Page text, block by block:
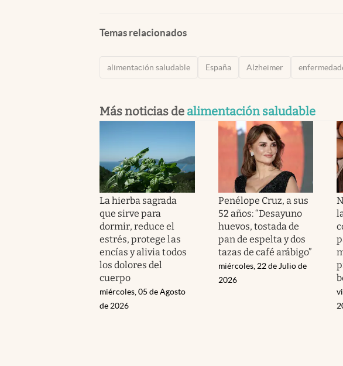
Temas relacionados
alimentación saludable España Alzheimer
Más noticias de alimentación saludable
La hierba sagrada
que sirve para
dormir, reduce el
estrés, protege las
encías y alivia todos
los dolores del
cuerpo
miércoles, 05 de Agosto
de 2026
Penélope Cruz, a sus
52 años: “Desayuno
huevos, tostada de
pan de espelta y dos
tazas de café arábigo”
miércoles, 22 de Julio de
2026